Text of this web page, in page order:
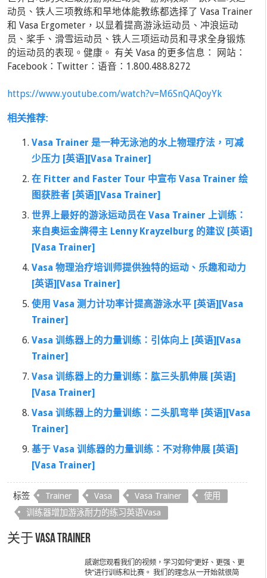
动员、铁人三项教练和旱地体能教练都选择了 Vasa Trainer
和 Vasa Ergometer，以显着提高游泳运动员、冲浪运动
员、桨手、滑雪运动员、铁人三项运动员和寻求全身锻炼
的运动员的表现。健康。 有关 Vasa 的更多信息： 网站：
Facebook：Twitter：语音：1.800.488.8272
https://www.youtube.com/watch?v=M6SnQAQoyYk
相关推荐:
Vasa Trainer 是一种无泳池的水上物理疗法，可减
少压力 [英语][Vasa Trainer]
在 Fitter and Faster Tour 中宣布 Vasa Trainer 绘
图获胜者 [英语][Vasa Trainer]
世界上最好的游泳运动员在 Vasa Trainer 上训练：
来自奥运金牌得主 Lenny Krayzelburg 的建议 [英语]
[Vasa Trainer]
Vasa 物理治疗培训师提供独特的运动、乐趣和动力
[英语][Vasa Trainer]
使用 Vasa 测力计功率计提高游泳水平 [英语][Vasa
Trainer]
Vasa 训练器上的力量训练：引体向上 [英语][Vasa
Trainer]
Vasa 训练器上的力量训练：肱三头肌伸展 [英语]
[Vasa Trainer]
Vasa 训练器上的力量训练：二头肌弯举 [英语][Vasa
Trainer]
基于 Vasa 训练器的力量训练：不对称伸展 [英语]
[Vasa Trainer]
标签 Trainer Vasa Vasa Trainer
使用
训练器增加游泳耐力的练习英语Vasa
关于 Vasa Trainer
感谢您观看我们的视频，学习如何“更好、更强、更
快”进行训练和比赛。 我们的理念从一开始就很简